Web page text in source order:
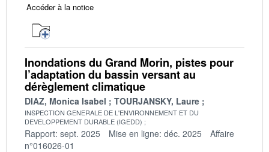
Accéder à la notice
Inondations du Grand Morin, pistes pour
l’adaptation du bassin versant au
dérèglement climatique
DIAZ, Monica Isabel TOURJANSKY, Laure
INSPECTION GENERALE DE L'ENVIRONNEMENT ET DU
DEVELOPPEMENT DURABLE (IGEDD)
Rapport: sept. 2025 Mise en ligne: déc. 2025
Affaire
n°016026-01